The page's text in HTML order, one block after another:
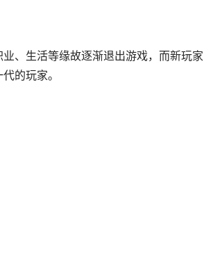
、生活等缘故逐渐退出游戏，而新玩家
的玩家。